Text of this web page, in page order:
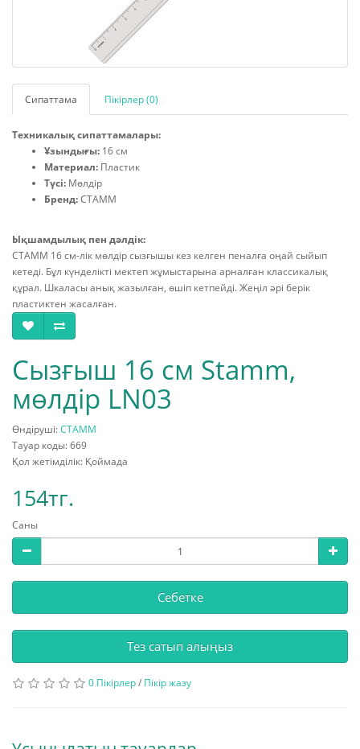
Сипаттама Пікірлер (0)
Техникалық сипаттамалары:
Ұзындығы: 16 см
Материал: Пластик
Түсі: Мөлдір
Бренд:СТАММ
Ықшамдылық пен дәлдік:
СТАММ 16 см-лік мөлдір сызғышы кез келген пеналға оңай сыйып
кетеді. Бұл күнделікті мектеп жұмыстарына арналған классикалық
құрал. Шкаласы анық жазылған, өшіп кетпейді. Жеңіл әрі берік
пластиктен жасалған.
Сызғыш 16 см Stamm,
мөлдір LN03
Өндіруші:СТАММ
Тауар коды: 669
Қол жетімділік: Қоймада
154тг.
Саны
Себетке
Тез сатып алыңыз
0 Пікірлер/ Пікір жазу